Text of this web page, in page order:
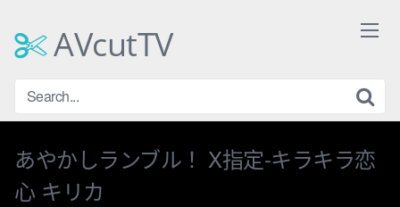
contentAVcutTV
あやかしランブル！ X指定-キラキラ恋
心 キリカ